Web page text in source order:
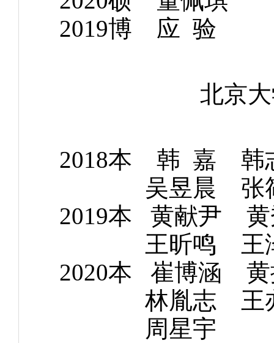
2019博 应
北京
2018本 韩 嘉 韩
吴昱晨 张筱
2019本 黄献尹
王昕鸣 王泽
2020本 崔博涵
林胤志 王亦
周星